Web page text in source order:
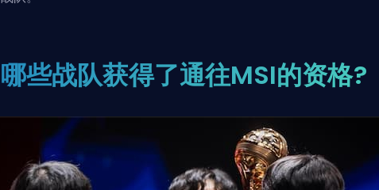
哪些战队获得了通往MSI的资格?